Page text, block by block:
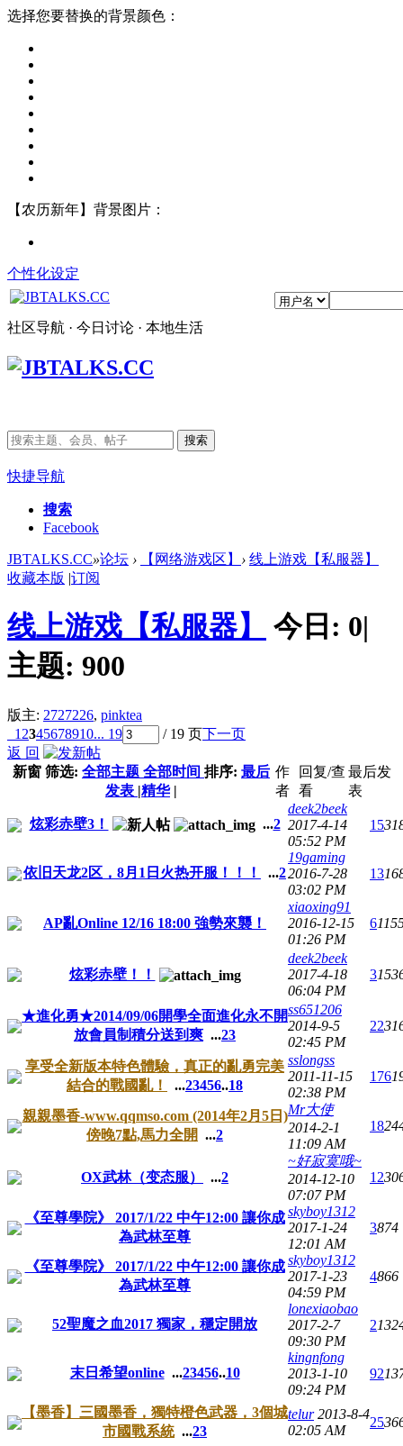
选择您要替换的背景颜色：
【农历新年】背景图片：
个性化设定
社区导航 · 今日讨论 · 本地生活
搜索
快捷导航
搜索
Facebook
JBTALKS.CC»论坛 › 【网络游戏区】 › 线上游戏【私服器】
收藏本版 |订阅
线上游戏【私服器】 今日: 0|
主题: 900
版主: 2727226, pinktea
1 2345678910... 19 / 19 页下一页
返 回
新窗 筛选: 全部主题 全部时间 排序: 最后
发表 |精华 |
作
者
回复/查
看
最后发
表
炫彩赤壁3！ ...2
deek2beek
2017-4-14
05:52 PM
15
依旧天龙2区，8月1日火热开服！！！ ...2
19gaming
2016-7-28
03:02 PM
13
AP亂Online 12/16 18:00 強勢來襲！
xiaoxing91
2016-12-15
01:26 PM
6
炫彩赤壁！！
deek2beek
2017-4-18
06:04 PM
3
★進化勇★2014/09/06開學全面進化永不開
放會員制積分送到爽 ...23
ss651206
2014-9-5
02:45 PM
22
享受全新版本特色體驗，真正的亂勇完美
結合的戰國亂！
...23456..18
sslongss
2011-11-15
02:38 PM
176
親親墨香-www.qqmso.com (2014年2月5日)
傍晚7點,馬力全開 ...2
Mr大使
2014-2-1
11:09 AM
18
OX武林（变态服） ...2
~好寂寞哦~
2014-12-10
07:07 PM
12
《至尊學院》 2017/1/22 中午12:00 讓你成
為武林至尊
skyboy1312
2017-1-24
12:01 AM
3874
《至尊學院》 2017/1/22 中午12:00 讓你成
為武林至尊
skyboy1312
2017-1-23
04:59 PM
4866
52聖魔之血2017 獨家，穩定開放
lonexiaobao
2017-2-7
09:30 PM
2
末日希望online ...23456..10
kingnfong
2013-1-10
09:24 PM
92
【墨香】三國墨香，獨特橙色武器，3個城
市國戰系統 ...23
telur 2013-8-4
02:05 AM
25